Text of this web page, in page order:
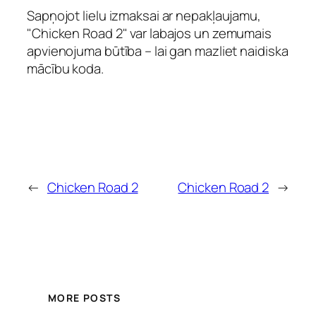
Sapņojot lielu izmaksai ar nepakļaujamu,
"Chicken Road 2" var labajos un zemumais
apvienojuma būtība – lai gan mazliet naidiska
mācību koda.
← Chicken Road 2 Chicken Road 2 →
MORE POSTS